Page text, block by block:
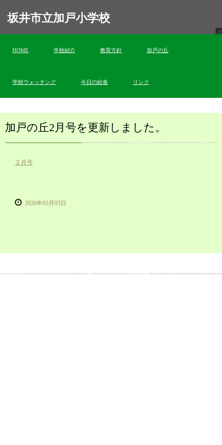
坂井市立加戸小学校
HOME 学校紹介 教育方針 加戸の丘
学校ウォッチング 今日の給食 リンク
加戸の丘2月号を更新しました。
２月号
2026年03月03日